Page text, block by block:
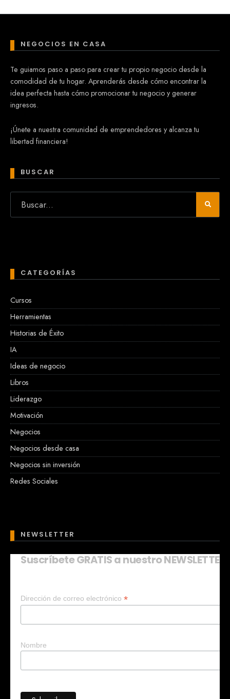
NEGOCIOS EN CASA
Te guiamos paso a paso para crear tu propio negocio desde la
comodidad de tu hogar. Aprenderás desde cómo encontrar la
idea perfecta hasta cómo promocionar tu negocio y generar
ingresos.
¡Únete a nuestra comunidad de emprendedores y alcanza tu
libertad financiera!
BUSCAR
CATEGORÍAS
Cursos
Herramientas
Historias de Éxito
IA
Ideas de negocio
Libros
Liderazgo
Motivación
Negocios
Negocios desde casa
Negocios sin inversión
Redes Sociales
NEWSLETTER
Suscríbete GRATIS a nuestro NEWSLETTER
Dirección de correo electrónico *
Nombre
¿Quieres que te ayude a crear un